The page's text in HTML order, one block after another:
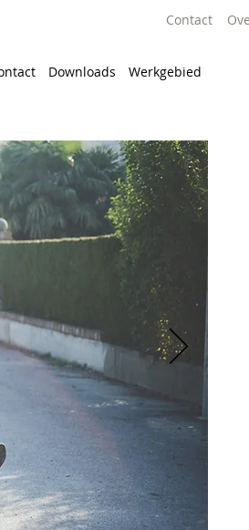
Contact
Downloads Werkgebied